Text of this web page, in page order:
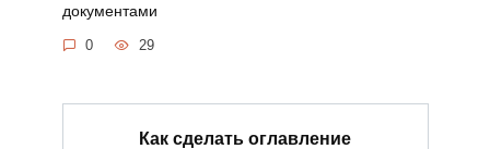
документами
0 29
Как сделать оглавление